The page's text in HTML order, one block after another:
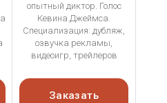
опытный диктор. Голос
Кевина Джеймса.
Специализация: дубляж,
озвучка рекламы,
видеоигр, трейлеров
Заказать